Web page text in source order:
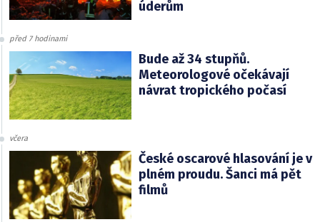
úderům
před 7 hodinami
Bude až 34 stupňů.
Meteorologové očekávají
návrat tropického počasí
včera
České oscarové hlasování je v
plném proudu. Šanci má pět
filmů